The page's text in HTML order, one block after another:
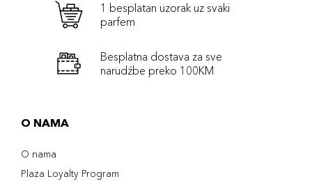
1 besplatan uzorak uz svaki
parfem
Besplatna dostava za sve
narudźbe preko 100KM
O NAMA
O nama
Plaza Loyalty Program